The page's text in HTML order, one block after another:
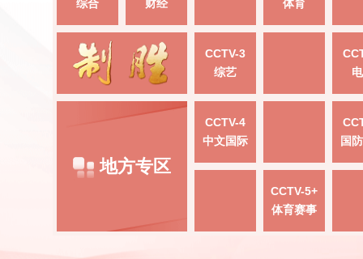
综合 财经 体育
CCTV-3
综艺
地方专区
CCTV-4
中文国际
国
CCTV-5+
体育赛事